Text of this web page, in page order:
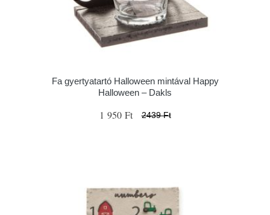
Fa gyertyatartó Halloween mintával Happy
Halloween – Dakls
1 950 Ft 2439 Ft